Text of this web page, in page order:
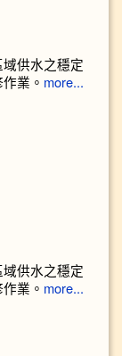
供水之穩定
業。 more...
供水之穩定
業。 more...